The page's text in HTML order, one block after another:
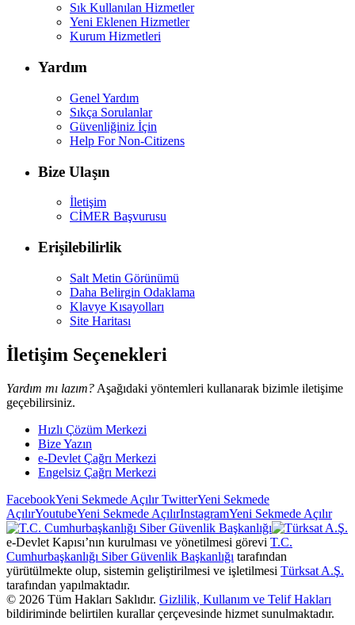
Sık Kullanılan Hizmetler
Yeni Eklenen Hizmetler
Kurum Hizmetleri
Yardım
Genel Yardım
Sıkça Sorulanlar
Güvenliğiniz İçin
Help For Non-Citizens
Bize Ulaşın
İletişim
CİMER Başvurusu
Erişilebilirlik
Salt Metin Görünümü
Daha Belirgin Odaklama
Klavye Kısayolları
Site Haritası
İletişim Seçenekleri
Yardım mı lazım? Aşağıdaki yöntemleri kullanarak bizimle iletişime
geçebilirsiniz.
Hızlı Çözüm Merkezi
Bize Yazın
e-Devlet Çağrı Merkezi
Engelsiz Çağrı Merkezi
FacebookYeni Sekmede AçılırTwitterYeni Sekmede
AçılırYoutubeYeni Sekmede AçılırInstagramYeni Sekmede Açılır
e-Devlet Kapısı’nın kurulması ve yönetilmesi görevi T.C.
Cumhurbaşkanlığı Siber Güvenlik Başkanlığı tarafından
yürütülmekte olup, sistemin geliştirilmesi ve işletilmesi Türksat A.Ş.
tarafından yapılmaktadır.
© 2026 Tüm Hakları Saklıdır. Gizlilik, Kullanım ve Telif Hakları
bildiriminde belirtilen kurallar çerçevesinde hizmet sunulmaktadır.